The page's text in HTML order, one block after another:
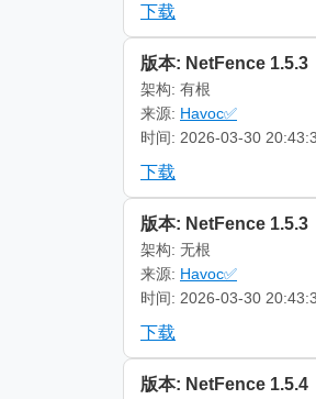
下载
版本: NetFence 1.5.3
架构: 有根
来源: Havoc✅
时间: 2026-03-30
下载
版本: NetFence 1.5.3
架构: 无根
来源: Havoc✅
时间: 2026-03-30
下载
版本: NetFence 1.5.4